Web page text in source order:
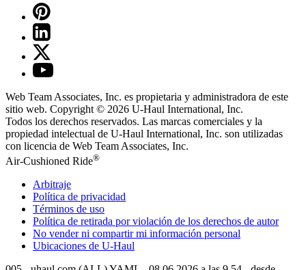
Web Team Associates, Inc. es propietaria y administradora de este
sitio web. Copyright © 2026 U-Haul International, Inc.
Todos los derechos reservados. Las marcas comerciales y la
propiedad intelectual de U-Haul International, Inc. son utilizadas
con licencia de Web Team Associates, Inc.
Air-Cushioned Ride®
Arbitraje
Política de privacidad
Términos de uso
Política de retirada por violación de los derechos de autor
No vender ni compartir mi información personal
Ubicaciones de U-Haul